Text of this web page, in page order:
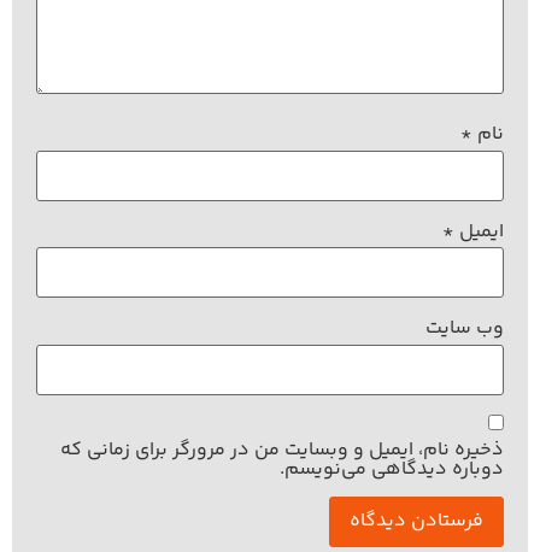
نام *
ایمیل *
وب‌ سایت
ذخیره نام، ایمیل و وبسایت من در مرورگر برای زمانی که
دوباره دیدگاهی می‌نویسم.